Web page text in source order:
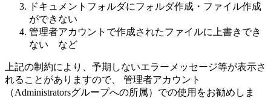
ドキュメントフォルダにフォルダ作成・ファイル作成
ができない
管理者アカウントで作成されたファイルに上書きでき
ない など
上記の制約により、予期しないエラーメッセージ等が表示さ
れることがありますので、 管理者アカウント
（Administratorsグループへの所属）での使用をお勧めしま